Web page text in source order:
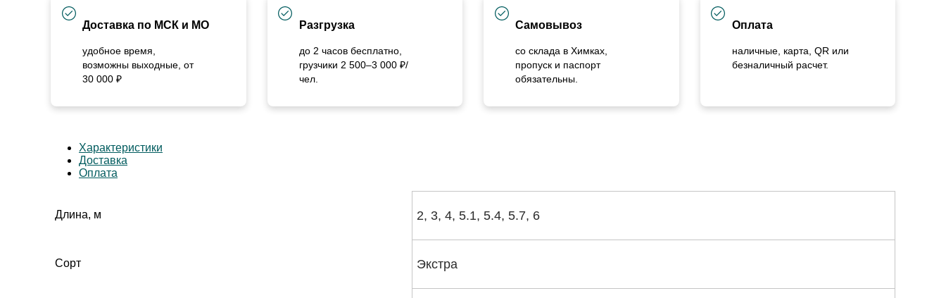
Доставка по МСК и МО
удобное время,
возможны выходные, от
30 000 ₽
Разгрузка
до 2 часов бесплатно,
грузчики 2 500–3 000 ₽/
чел.
Самовывоз
со склада в Химках,
пропуск и паспорт
обязательны.
Оплата
наличные, карта, QR или
безналичный расчет.
Характеристики
Доставка
Оплата
Длина, м 2, 3, 4, 5.1, 5.4, 5.7, 6
Сорт Экстра